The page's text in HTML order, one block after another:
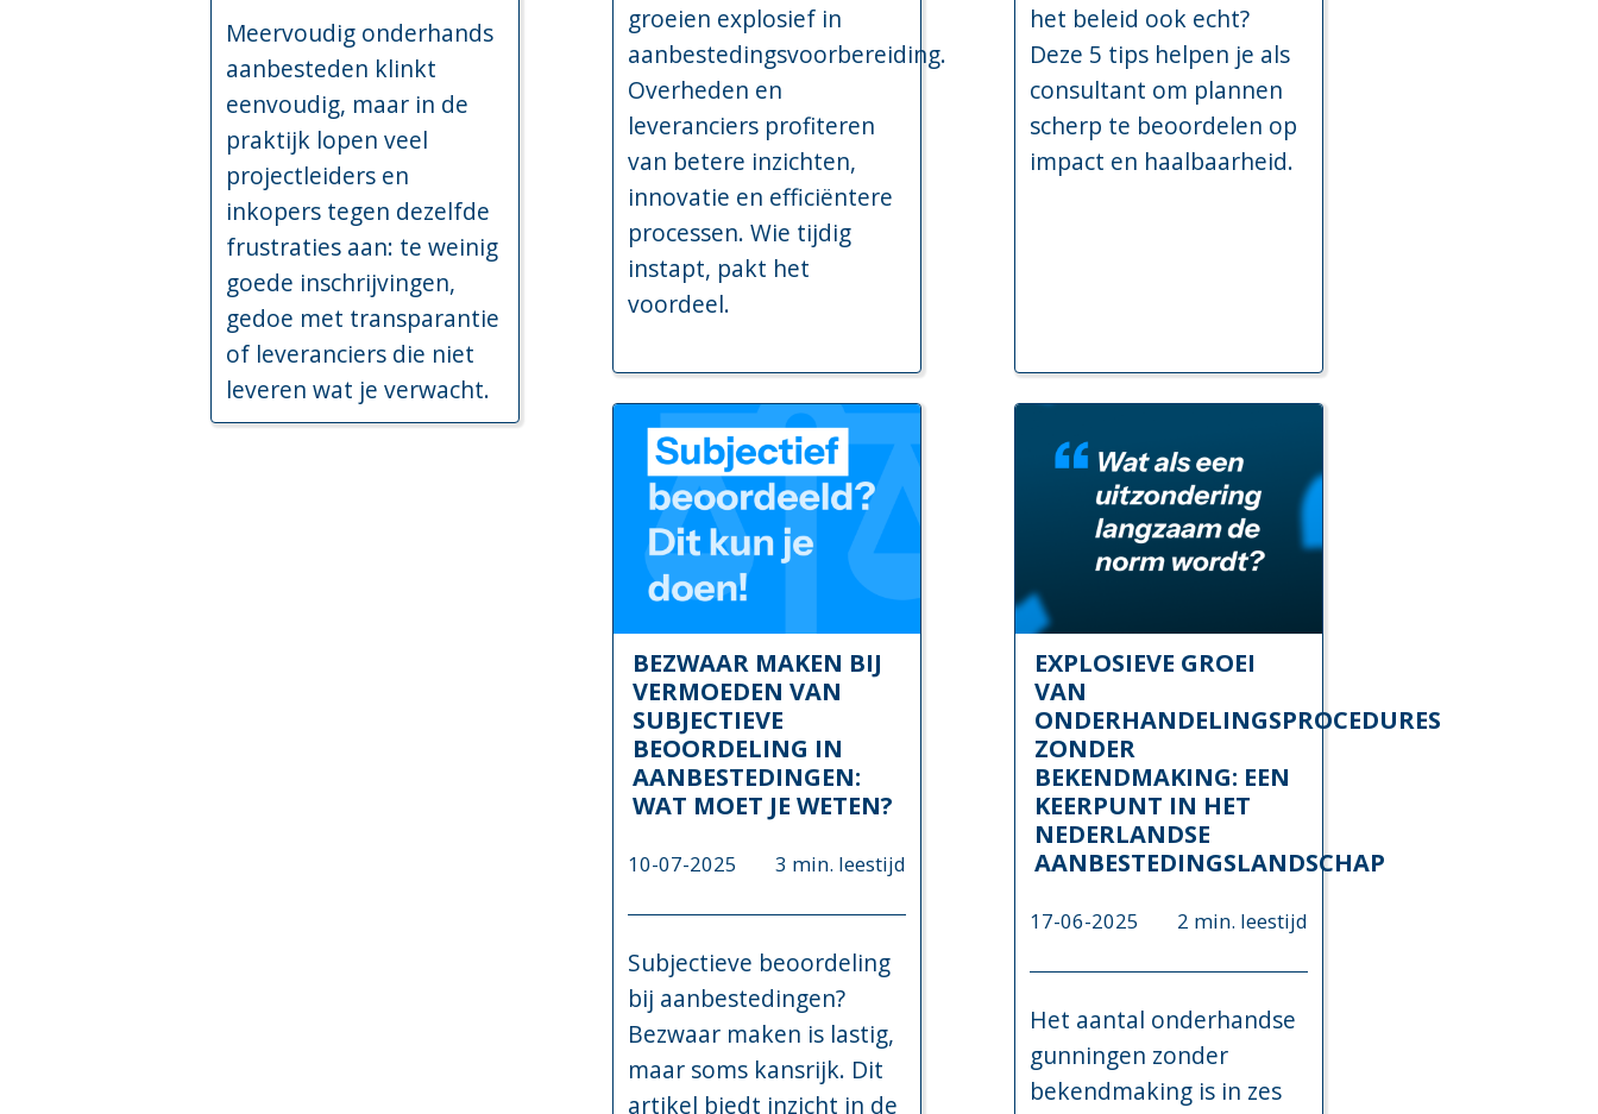
Meervoudig onderhands
aanbesteden klinkt
eenvoudig, maar in de
praktijk lopen veel
projectleiders en
inkopers tegen dezelfde
frustraties aan: te weinig
goede inschrijvingen,
gedoe met transparantie
of leveranciers die niet
leveren wat je verwacht.
groeien explosief in
aanbestedingsvoorbereiding.
Overheden en
leveranciers profiteren
van betere inzichten,
innovatie en efficiëntere
processen. Wie tijdig
instapt, pakt het
voordeel.
het beleid ook echt?
Deze 5 tips helpen je als
consultant om plannen
scherp te beoordelen op
impact en haalbaarheid.
BEZWAAR MAKEN BIJ
VERMOEDEN VAN
SUBJECTIEVE
BEOORDELING IN
AANBESTEDINGEN:
WAT MOET JE WETEN?
10-07-2025 3 min. leestijd
Subjectieve beoordeling
bij aanbestedingen?
Bezwaar maken is lastig,
maar soms kansrijk. Dit
artikel biedt inzicht in de
EXPLOSIEVE GROEI
VAN
ONDERHANDELINGSPROCEDURES
ZONDER
BEKENDMAKING: EEN
KEERPUNT IN HET
NEDERLANDSE
AANBESTEDINGSLANDSCHAP
17-06-2025 2 min. leestijd
Het aantal onderhandse
gunningen zonder
bekendmaking is in zes